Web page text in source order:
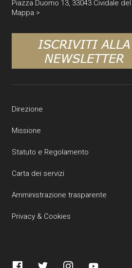
Piazza Duomo 13, 33043 Cividale del
Mappa >
Direzione
Missione
Statuto e Regolamento
Carta dei servizi
Amministrazione trasparente
Privacy & Cookies
FacebookTwitter InstagramYouTube